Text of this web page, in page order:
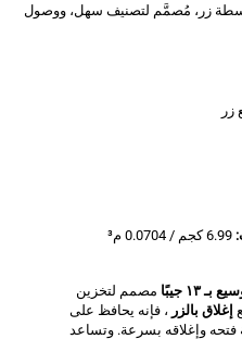
زر، مُصمَّم لتصنيف سهل، ووصول
6.99 كجم / 0.0704 م³
١٣ جيبًا
مصمم لتخزين
إغلاق بالزر ، فإنه يحافظ على
وإغلاقه بسرعة. وتساعد